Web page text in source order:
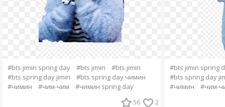
#bts jimin spring day #bts jimin
#bts jimin
#bts spring day jimin
#bts spring day чимин
#чимин
#чим-чим #чимин spring day
56 2
#bts jimin spring
#bts spring day
#чимин
#чим-